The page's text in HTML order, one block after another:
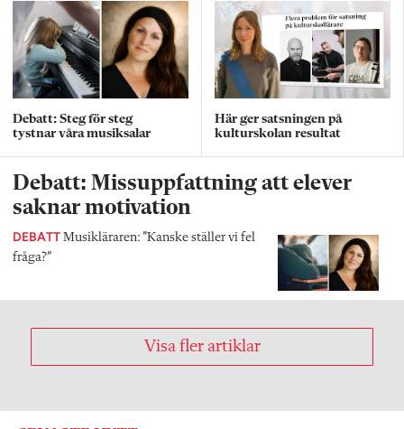
Debatt: Steg för steg
tystnar våra musiksalar
Här ger satsningen på
kulturskolan resultat
Debatt: Missuppfattning att elever
saknar motivation
DEBATT Musikläraren: ”Kanske ställer vi fel
fråga?”
Visa fler artiklar